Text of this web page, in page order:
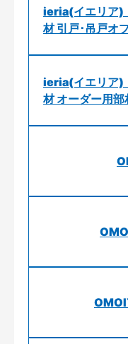
ieria(イエリア)
材 引戸･吊戸オ
ieria(イエリア)
材 オーダー用部